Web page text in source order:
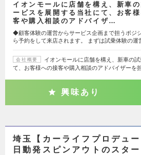
イオンモールに店舗を構え、新車
ービスを展開する当社にて、お客
客や購入相談のアドバイザ…
◆顧客体験の運営からサービス企画まで担うポジ
ら予約をして来店されます。 まずは試乗体験の運
会社概要
イオンモールに店舗を構え、新車の
て、お客様への接客や購入相談のアドバイザーを
興味あり
埼玉【カーライフプロデュ
日動発スピンアウトのスタ